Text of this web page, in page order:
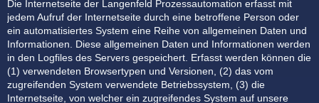
Die Internetseite der Langenfeld Prozessautomation erfasst mit
jedem Aufruf der Internetseite durch eine betroffene Person oder
ein automatisiertes System eine Reihe von allgemeinen Daten und
Informationen. Diese allgemeinen Daten und Informationen werden
in den Logfiles des Servers gespeichert. Erfasst werden können die
(1) verwendeten Browsertypen und Versionen, (2) das vom
zugreifenden System verwendete Betriebssystem, (3) die
Internetseite, von welcher ein zugreifendes System auf unsere